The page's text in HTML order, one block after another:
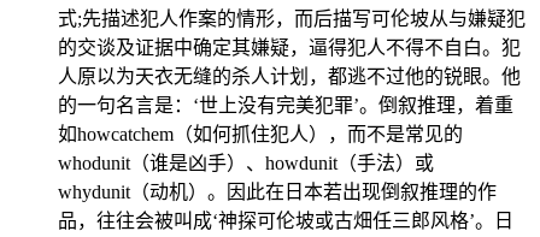
式;先描述犯人作案的情形，而后描写可伦坡从与嫌疑犯
的交谈及证据中确定其嫌疑，逼得犯人不得不自白。犯
人原以为天衣无缝的杀人计划，都逃不过他的锐眼。他
的一句名言是：‘世上没有完美犯罪’。倒叙推理，着重
如howcatchem（如何抓住犯人），而不是常见的
whodunit（谁是凶手）、howdunit（手法）或
whydunit（动机）。因此在日本若出现倒叙推理的作
品，往往会被叫成‘神探可伦坡或古畑任三郎风格’。日